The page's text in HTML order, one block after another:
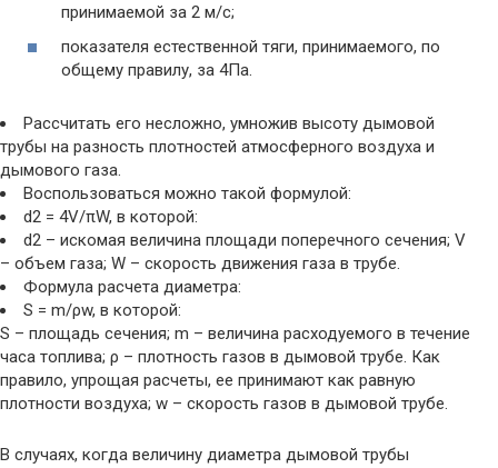
принимаемой за 2 м/с;
показателя естественной тяги, принимаемого, по
общему правилу, за 4Па.
Рассчитать его несложно, умножив высоту дымовой
трубы на разность плотностей атмосферного воздуха и
дымового газа.
Воспользоваться можно такой формулой:
d2 = 4V/πW, в которой:
d2 – искомая величина площади поперечного сечения; V
– объем газа; W – скорость движения газа в трубе.
Формула расчета диаметра:
S = m/ρw, в которой:
S – площадь сечения; m – величина расходуемого в течение
часа топлива; ρ – плотность газов в дымовой трубе. Как
правило, упрощая расчеты, ее принимают как равную
плотности воздуха; w – скорость газов в дымовой трубе.
В случаях, когда величину диаметра дымовой трубы